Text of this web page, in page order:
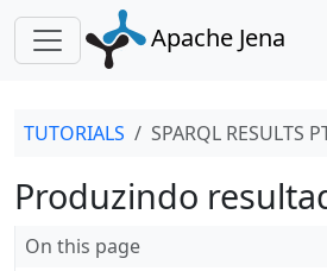
Apache Jena
TUTORIALS SPARQL RESULTS
Produzindo
On this page